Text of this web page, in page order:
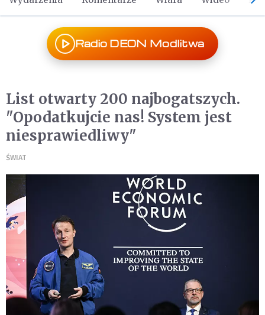
Radio DEON Modlitwa
List otwarty 200 najbogatszych.
"Opodatkujcie nas! System jest
niesprawiedliwy"
ŚWIAT